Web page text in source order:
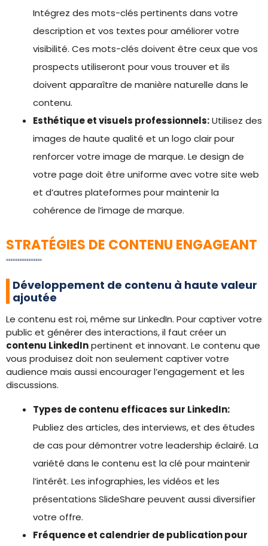
Intégrez des mots-clés pertinents dans votre
description et vos textes pour améliorer votre
visibilité. Ces mots-clés doivent être ceux que vos
prospects utiliseront pour vous trouver et ils
doivent apparaître de manière naturelle dans le
contenu.
Esthétique et visuels professionnels:Utilisez des
images de haute qualité et un logo clair pour
renforcer votre image de marque. Le design de
votre page doit être uniforme avec votre site web
et d’autres plateformes pour maintenir la
cohérence de l’image de marque.
STRATÉGIES DE CONTENU ENGAGEANT
Développement de contenu à haute valeur
ajoutée
Le contenu est roi, même sur LinkedIn. Pour captiver votre
public et générer des interactions, il faut créer un
contenu LinkedInpertinent et innovant. Le contenu que
vous produisez doit non seulement captiver votre
audience mais aussi encourager l’engagement et les
discussions.
Types de contenu efficaces sur LinkedIn:
Publiez des articles, des interviews, et des études
de cas pour démontrer votre leadership éclairé. La
variété dans le contenu est la clé pour maintenir
l’intérêt. Les infographies, les vidéos et les
présentations SlideShare peuvent aussi diversifier
votre offre.
Fréquence et calendrier de publication pour